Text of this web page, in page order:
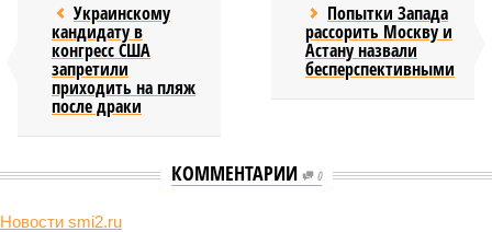
Украинскому
кандидату в
конгресс США
запретили
приходить на пляж
после драки
Попытки Запада
рассорить Москву и
Астану назвали
бесперспективными
КОММЕНТАРИИ 0
Новости smi2.ru